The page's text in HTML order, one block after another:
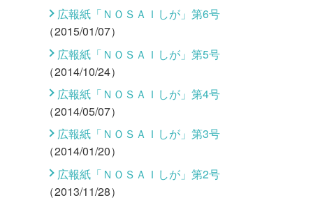
広報紙「ＮＯＳＡＩしが」第6号
（2015/01/07）
広報紙「ＮＯＳＡＩしが」第5号
（2014/10/24）
広報紙「ＮＯＳＡＩしが」第4号
（2014/05/07）
広報紙「ＮＯＳＡＩしが」第3号
（2014/01/20）
広報紙「ＮＯＳＡＩしが」第2号
（2013/11/28）